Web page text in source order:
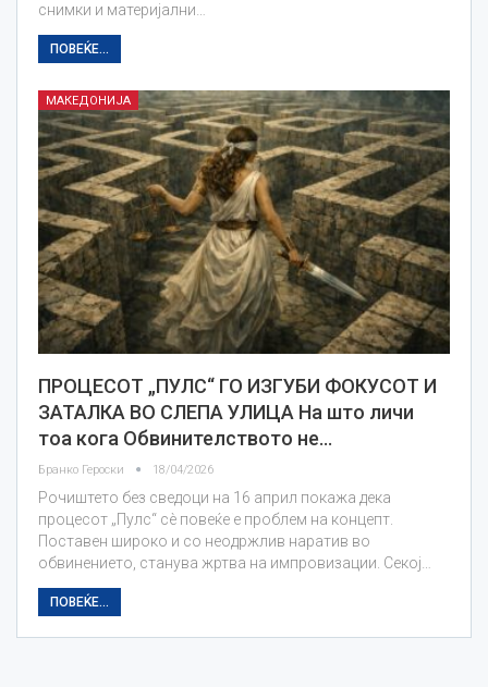
снимки и материјални…
ПОВЕЌЕ...
МАКЕДОНИЈА
ПРОЦЕСОТ „ПУЛС“ ГО ИЗГУБИ ФОКУСОТ И
ЗАТАЛКА ВО СЛЕПА УЛИЦА На што личи
тоа кога Обвинителството не…
Бранко Героски 18/04/2026
Рочиштето без сведоци на 16 април покажа дека
процесот „Пулс“ сè повеќе е проблем на концепт.
Поставен широко и со неодржлив наратив во
обвинението, станува жртва на импровизации. Секој…
ПОВЕЌЕ...